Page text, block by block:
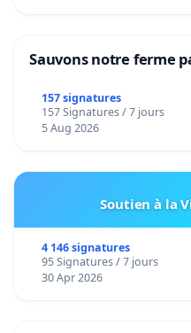
Sauvons notre ferme
157 signatures
157 Signatures / 7 jours
5 Aug 2026
Soutien à la
4 146 signatures
95 Signatures / 7 jours
30 Apr 2026